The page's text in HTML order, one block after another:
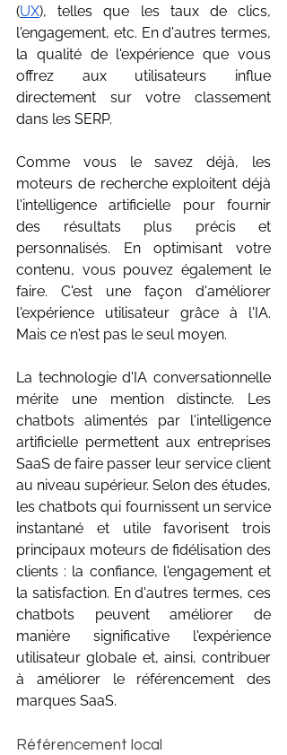
(UX), telles que les taux de clics,
l'engagement, etc. En d'autres termes,
la qualité de l'expérience que vous
offrez aux utilisateurs influe
directement sur votre classement
dans les SERP.
Comme vous le savez déjà, les
moteurs de recherche exploitent déjà
l'intelligence artificielle pour fournir
des résultats plus précis et
personnalisés. En optimisant votre
contenu, vous pouvez également le
faire. C'est une façon d'améliorer
l'expérience utilisateur grâce à l'IA.
Mais ce n'est pas le seul moyen.
La technologie d'IA conversationnelle
mérite une mention distincte. Les
chatbots alimentés par l'intelligence
artificielle permettent aux entreprises
SaaS de faire passer leur service client
au niveau supérieur. Selon des études,
les chatbots qui fournissent un service
instantané et utile favorisent trois
principaux moteurs de fidélisation des
clients : la confiance, l'engagement et
la satisfaction. En d'autres termes, ces
chatbots peuvent améliorer de
manière significative l'expérience
utilisateur globale et, ainsi, contribuer
à améliorer le référencement des
marques SaaS.
Référencement local